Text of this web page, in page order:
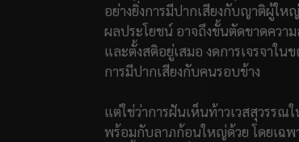
อย่างยิ่งการมีปากเสียงกับญาติผู้ให
ผลประโยชน์ อาจถึงขั้นตัดขาดควา
และตั้งสติอยู่เสมอ งดการเจรจาใ
การมีปากเสียงกับคนรอบข้าง
แต่ใช่ว่าการฝันเห็นท้าวเวสสุวรรณ
พร้อมกับลาภก้อนใหญ่ด้วย โดยเฉพ